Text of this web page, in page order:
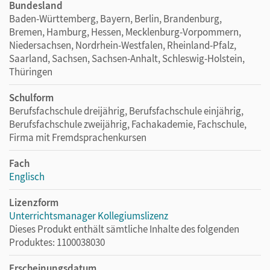
Bundesland
Baden-Württemberg, Bayern, Berlin, Brandenburg,
Bremen, Hamburg, Hessen, Mecklenburg-Vorpommern,
Niedersachsen, Nordrhein-Westfalen, Rheinland-Pfalz,
Saarland, Sachsen, Sachsen-Anhalt, Schleswig-Holstein,
Thüringen
Schulform
Berufsfachschule dreijährig, Berufsfachschule einjährig,
Berufsfachschule zweijährig, Fachakademie, Fachschule,
Firma mit Fremdsprachenkursen
Fach
Englisch
Lizenzform
Unterrichtsmanager Kollegiumslizenz
Dieses Produkt enthält sämtliche Inhalte des folgenden
Produktes: 1100038030